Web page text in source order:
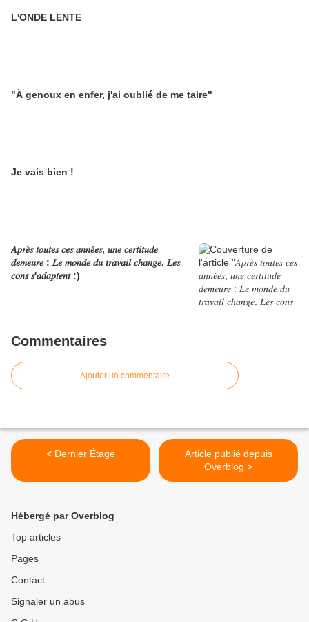
L'ONDE LENTE
"À genoux en enfer, j'ai oublié de me taire"
Je vais bien !
𝐴𝑝𝑟𝑒̀𝑠 𝑡𝑜𝑢𝑡𝑒𝑠 𝑐𝑒𝑠 𝑎𝑛𝑛𝑒́𝑒𝑠, 𝑢𝑛𝑒 𝑐𝑒𝑟𝑡𝑖𝑡𝑢𝑑𝑒
𝑑𝑒𝑚𝑒𝑢𝑟𝑒 : 𝐿𝑒 𝑚𝑜𝑛𝑑𝑒 𝑑𝑢 𝑡𝑟𝑎𝑣𝑎𝑖𝑙 𝑐ℎ𝑎𝑛𝑔𝑒. 𝐿𝑒𝑠
𝑐𝑜𝑛𝑠 𝑠'𝑎𝑑𝑎𝑝𝑡𝑒𝑛𝑡 :)
Commentaires
Ajouter un commentaire
< Dernier Étage
Article publié depuis
Overblog >
Hébergé par Overblog
Top articles
Pages
Contact
Signaler un abus